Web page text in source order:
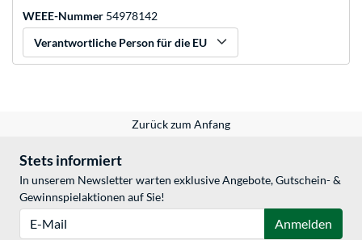
WEEE-Nummer 54978142
Verantwortliche Person für die EU
Zurück zum Anfang
Stets informiert
In unserem Newsletter warten exklusive Angebote, Gutschein- &
Gewinnspielaktionen auf Sie!
Anmelden